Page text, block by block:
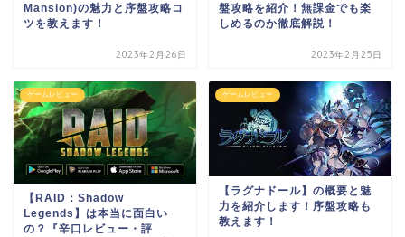
Mansion)の魅力と序盤攻略コ
ツを教えます！
2023年2月26日
盤攻略を紹介！無課金でも楽
しめるのか徹底解説！
2023年2月25日
ゲームレビュー
【RAID：Shadow
Legends】は本当に面白い
の？『辛口レビュー・評
ゲームレビュー
【ラグナドール】の概要と魅
力を紹介します！序盤攻略も
教えます！